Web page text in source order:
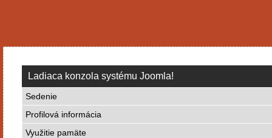
Ladiaca konzola systému Joomla!
Sedenie
Profilová informácia
Využitie pamäte